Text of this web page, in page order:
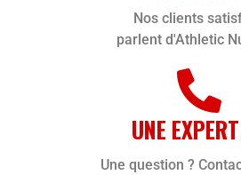
Nos clients
parlent d'Athletic
UNE
Une question ?